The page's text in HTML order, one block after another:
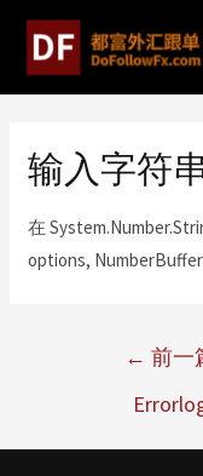
输入字符
在
options, NumberBuffer
← 前一